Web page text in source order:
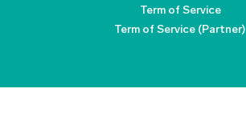
Term of Service
Term of Service (Partner)